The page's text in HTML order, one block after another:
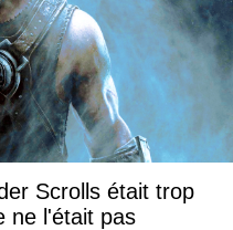
Scrolls était trop
ne l'était pas